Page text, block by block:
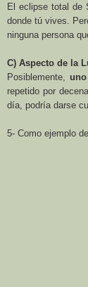
El eclipse total de
donde tú vives.
ninguna persona
C) Aspecto de la
Posiblemente,
repetido por
día, podría darse
5- Como ejemplo